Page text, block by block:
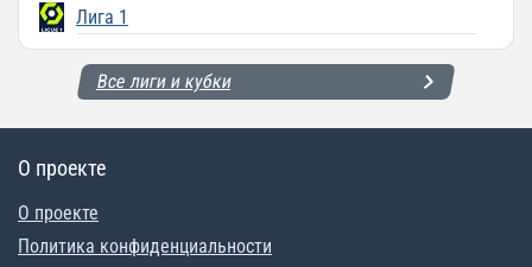
Лига 1
Все лиги и кубки
О проекте
О проекте
Политика конфиденциальности